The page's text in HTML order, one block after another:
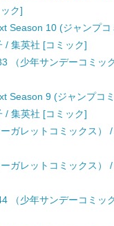
ク]
Season 10 (ジャンプ
/ 集英社 [コミック]
（少年サンデーコミッ
Season 9 (ジャンプコ
/ 集英社 [コミック]
ガレットコミックス）
ガレットコミックス）
（少年サンデーコミッ